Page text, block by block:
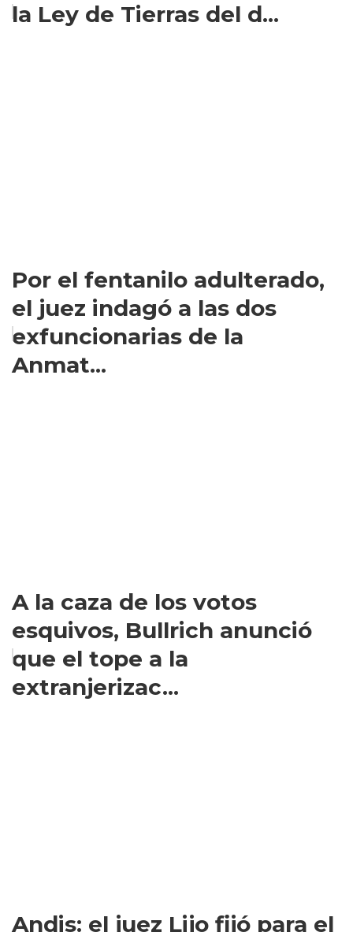
la Ley de Tierras del d...
Por el fentanilo adulterado,
el juez indagó a las dos
exfuncionarias de la
Anmat...
A la caza de los votos
esquivos, Bullrich anunció
que el tope a la
extranjerizac...
Andis: el juez Lijo fijó para el